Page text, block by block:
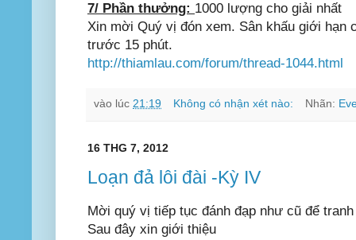
7/ Phần thưởng: 1000 lượng cho giải nhất
Xin mời Quý vị đón xem. Sân khấu giới hạn
trước 15 phút.
http://thiamlau.com/forum/thread-1044.html
vào lúc 21:19 Không có nhận xét nào: Nhãn:
16 THG 7, 2012
Loạn đả lôi đài -Kỳ IV
Mời quý vị tiếp tục đánh đạp như cũ để
Sau đây xin giới thiệu